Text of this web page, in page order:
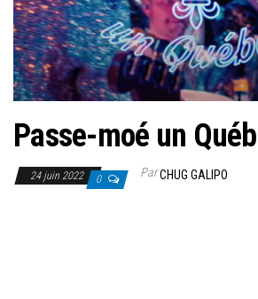
Passe-moé un
24 juin 2022 0 ParCHUG GALIPO